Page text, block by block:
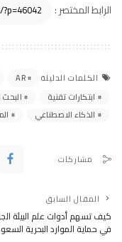
الرابط المختصر :
الكلمات الدليلة AR
ابتكارات تقنية
الذكاء الاصطناعي
مشاركات
المقال السابق
كيف تسهم أدوات علم البيئة
في حماية الموارد البحرية